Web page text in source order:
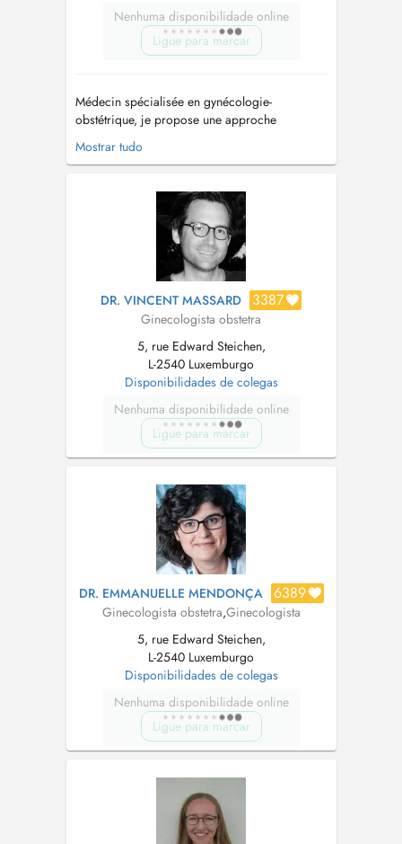
Nenhuma disponibilidade online
Ligue para marcar
Médecin spécialisée en gynécologie-
obstétrique, je propose une approche
médicale humaine pour accompagner les
femmes à chaque moment-clé de leur vie, de
grossesse. Ma pratique repose sur une prise en
charge globale, nourrie par une formation
Mostrar tudo
DR. VINCENT MASSARD 3387
Ginecologista obstetra
5, rue Edward Steichen,
L-2540 Luxemburgo
Disponibilidades de colegas
Nenhuma disponibilidade online
Ligue para marcar
DR. EMMANUELLE MENDONÇA 6389
Ginecologista obstetra,Ginecologista
5, rue Edward Steichen,
L-2540 Luxemburgo
Disponibilidades de colegas
Nenhuma disponibilidade online
Ligue para marcar